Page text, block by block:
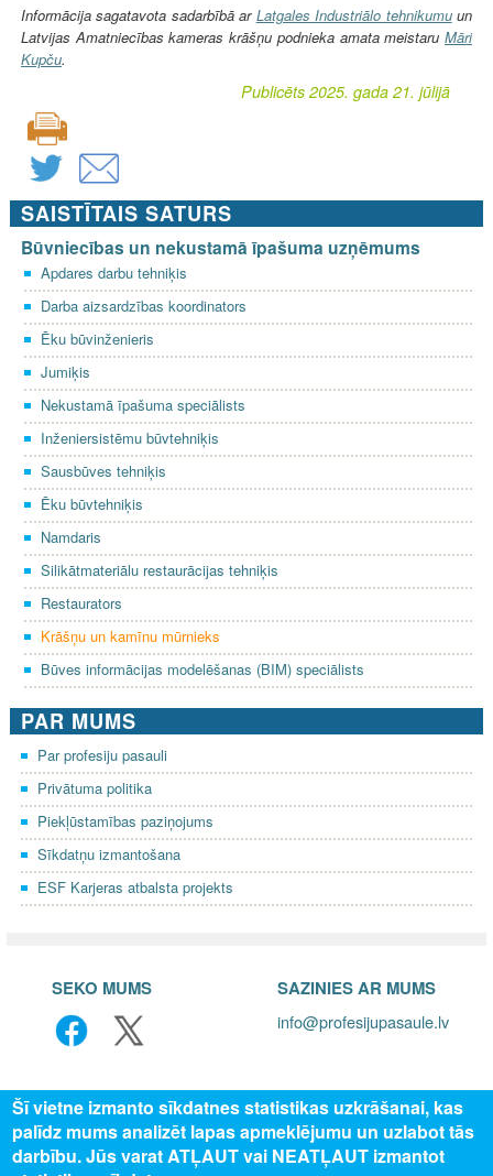
Informācija sagatavota sadarbībā ar Latgales Industriālo tehnikumuun
Latvijas Amatniecības kameras krāšņu podnieka amata meistaru Māri
Kupču.
Publicēts 2025. gada 21. jūlijā
SAISTĪTAIS SATURS
Būvniecības un nekustamā īpašuma uzņēmums
Apdares darbu tehniķis
Darba aizsardzības koordinators
Ēku būvinženieris
Jumiķis
Nekustamā īpašuma speciālists
Inženiersistēmu būvtehniķis
Sausbūves tehniķis
Ēku būvtehniķis
Namdaris
Silikātmateriālu restaurācijas tehniķis
Restaurators
Krāšņu un kamīnu mūrnieks
Būves informācijas modelēšanas (BIM) speciālists
PAR MUMS
Par profesiju pasauli
Privātuma politika
Piekļūstamības paziņojums
Sīkdatņu izmantošana
ESF Karjeras atbalsta projekts
SEKO MUMS SAZINIES AR MUMS
info@profesijupasaule.lv
Šī vietne izmanto sīkdatnes statistikas uzkrāšanai, kas
palīdz mums analizēt lapas apmeklējumu un uzlabot tās
darbību. Jūs varat ATĻAUT vai NEATĻAUT izmantot